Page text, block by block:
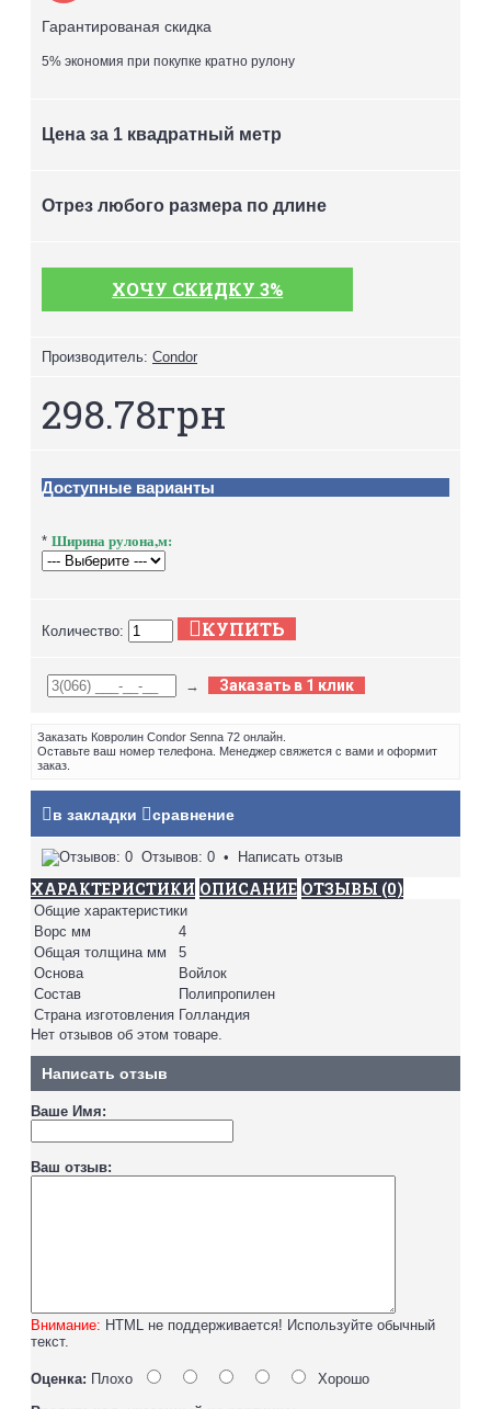
Гарантированая скидка
5% экономия при покупке кратно рулону
Цена за 1 квадратный метр
Отрез любого размера по длине
ХОЧУ СКИДКУ 3%
Производитель: Condor
298.78грн
Доступные варианты
* Ширина рулона,м:
Количество: КУПИТЬ
→ Заказать в 1 клик
Заказать Ковролин Condor Senna 72 онлайн.
Оставьте ваш номер телефона. Менеджер свяжется с вами и оформит
заказ.
в закладки сравнение
Отзывов: 0 • Написать отзыв
ХАРАКТЕРИСТИКИ ОПИСАНИЕ ОТЗЫВЫ (0)
Общие характеристики
Ворс мм
4
Общая толщина мм
5
Основа
Войлок
Состав
Полипропилен
Страна изготовления Голландия
Нет отзывов об этом товаре.
Написать отзыв
Ваше Имя:
Ваш отзыв:
Внимание: HTML не поддерживается! Используйте обычный
текст.
Оценка: Плохо
Хорошо